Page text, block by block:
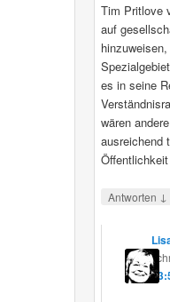
Tim Pritlove
auf
es in seine
wären
ausreichend
Antworten ↓